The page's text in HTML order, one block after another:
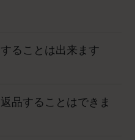
ることは出来ます
品することはできま